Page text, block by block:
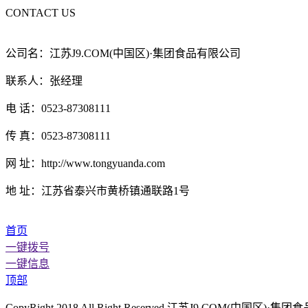
CONTACT US
公司名：江苏J9.COM(中国区)·集团食品有限公司
联系人：张经理
电 话：0523-87308111
传 真：0523-87308111
网 址：http://www.tongyuanda.com
地 址：江苏省泰兴市黄桥镇通联路1号
首页
一键拨号
一键信息
顶部